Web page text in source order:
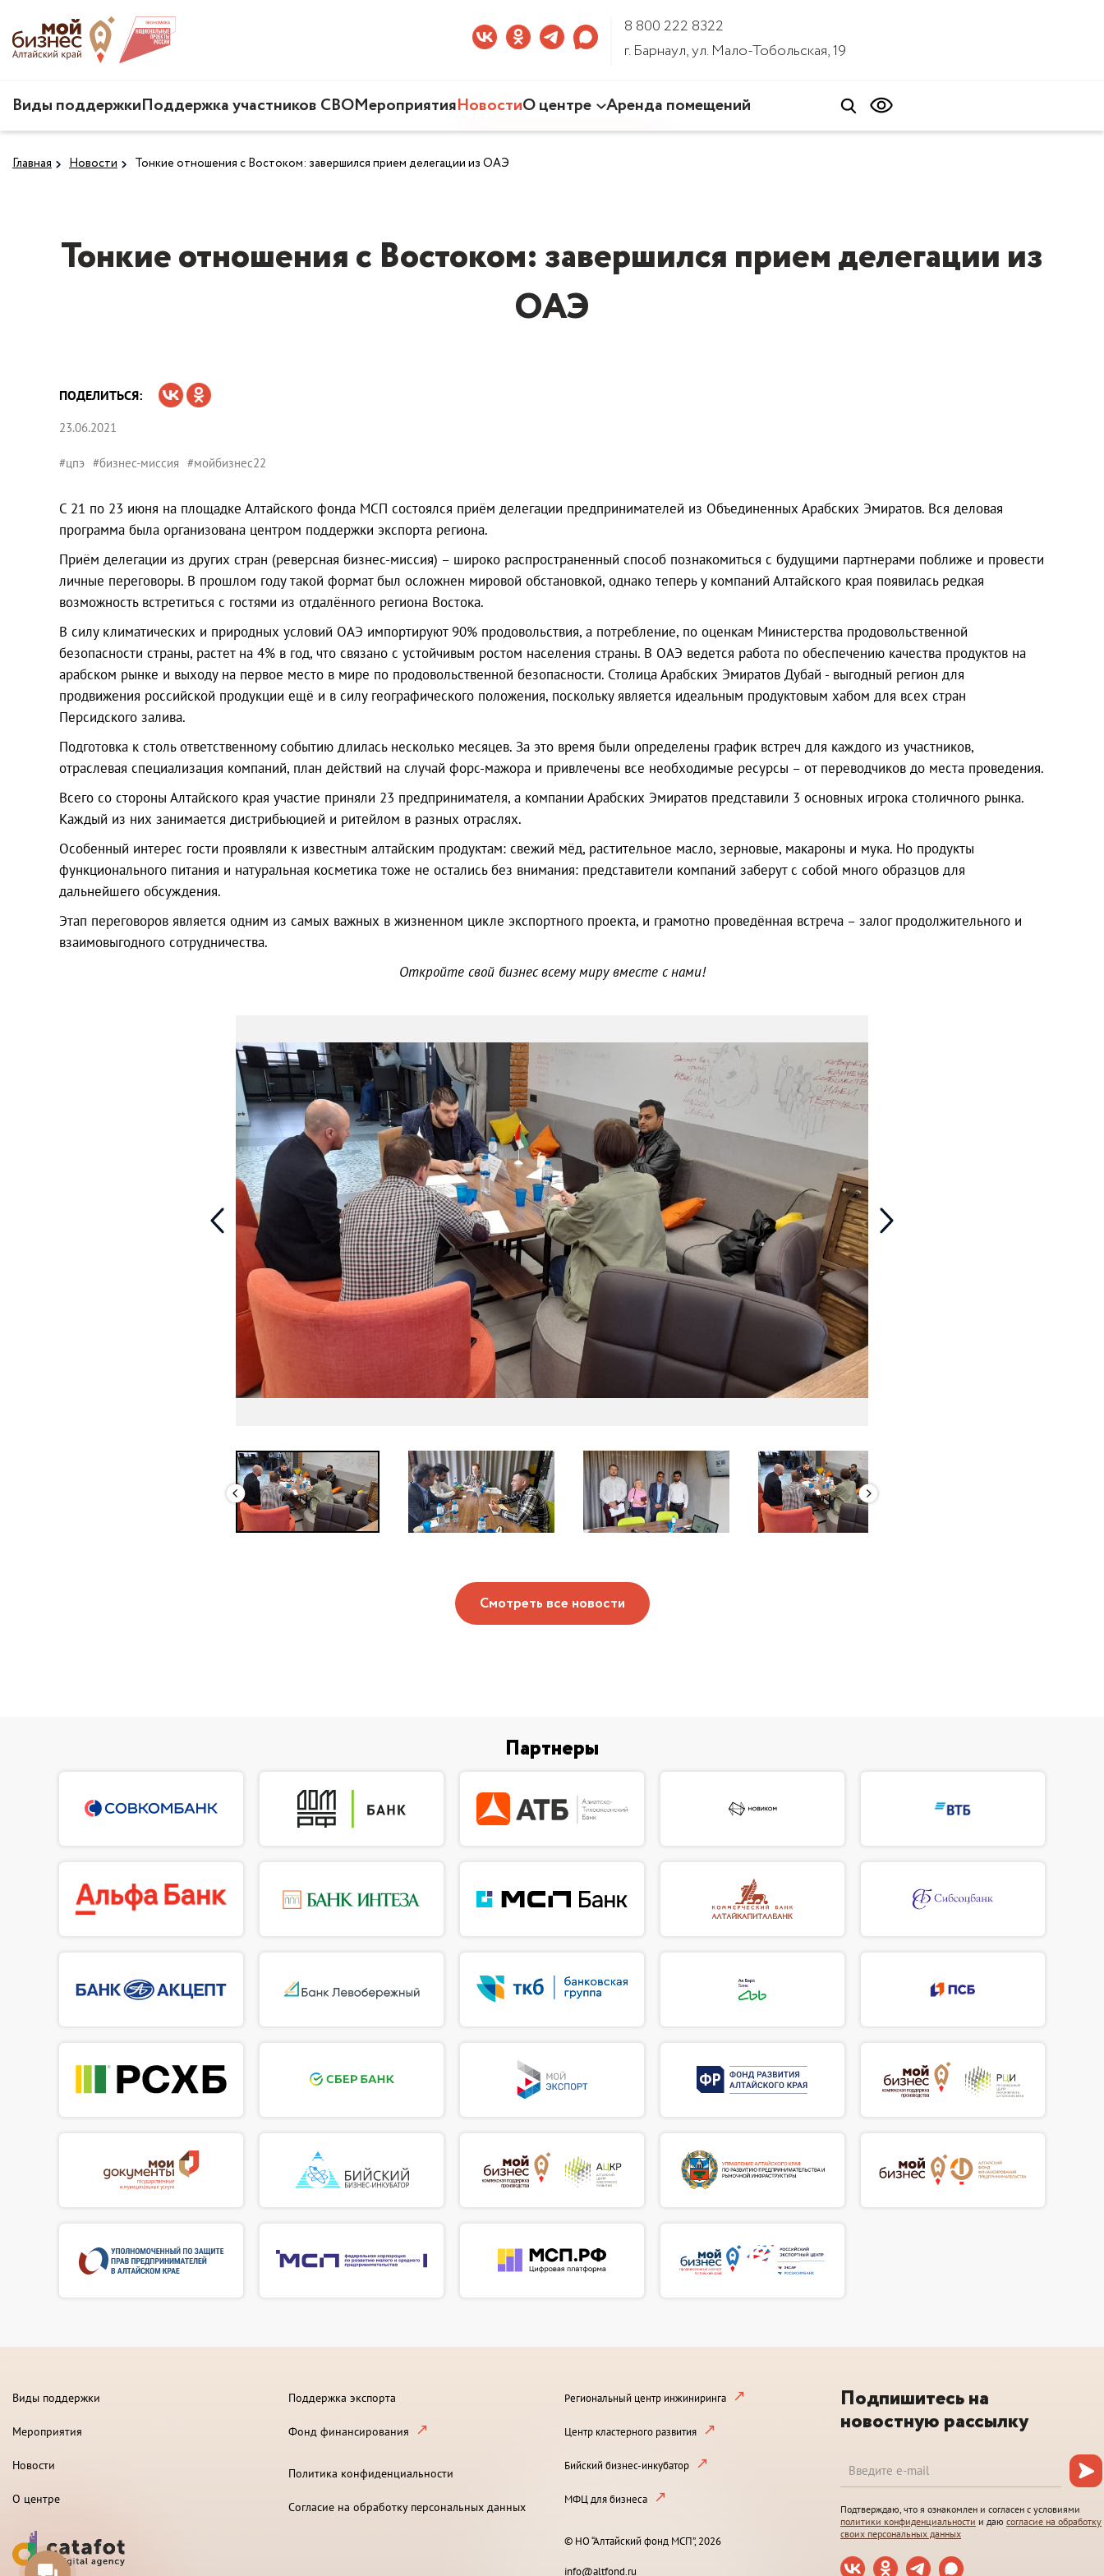
8 800 222 8322
г. Барнаул, ул. Мало-Тобольская, 19
Виды поддержкиПоддержка участников СВОМероприятияНовостиО центре
Аренда помещений
Главная Новости Тонкие отношения с Востоком: завершился прием делегации из ОАЭ
Тонкие отношения с Востоком: завершился прием делегации из
ОАЭ
ПОДЕЛИТЬСЯ:
23.06.2021
#цпэ #бизнес-миссия #мойбизнес22
С 21 по 23 июня на площадке Алтайского фонда МСП состоялся приём делегации предпринимателей из Объединенных Арабских Эмиратов. Вся деловая
программа была организована центром поддержки экспорта региона.
Приём делегации из других стран (реверсная бизнес-миссия) – широко распространенный способ познакомиться с будущими партнерами поближе и провести
личные переговоры. В прошлом году такой формат был осложнен мировой обстановкой, однако теперь у компаний Алтайского края появилась редкая
возможность встретиться с гостями из отдалённого региона Востока.
В силу климатических и природных условий ОАЭ импортируют 90% продовольствия, а потребление, по оценкам Министерства продовольственной
безопасности страны, растет на 4% в год, что связано с устойчивым ростом населения страны. В ОАЭ ведется работа по обеспечению качества продуктов на
арабском рынке и выходу на первое место в мире по продовольственной безопасности. Столица Арабских Эмиратов Дубай - выгодный регион для
продвижения российской продукции ещё и в силу географического положения, поскольку является идеальным продуктовым хабом для всех стран
Персидского залива.
Подготовка к столь ответственному событию длилась несколько месяцев. За это время были определены график встреч для каждого из участников,
отраслевая специализация компаний, план действий на случай форс-мажора и привлечены все необходимые ресурсы – от переводчиков до места проведения.
Всего со стороны Алтайского края участие приняли 23 предпринимателя, а компании Арабских Эмиратов представили 3 основных игрока столичного рынка.
Каждый из них занимается дистрибьюцией и ритейлом в разных отраслях.
Особенный интерес гости проявляли к известным алтайским продуктам: свежий мёд, растительное масло, зерновые, макароны и мука. Но продукты
функционального питания и натуральная косметика тоже не остались без внимания: представители компаний заберут с собой много образцов для
дальнейшего обсуждения.
Этап переговоров является одним из самых важных в жизненном цикле экспортного проекта, и грамотно проведённая встреча – залог продолжительного и
взаимовыгодного сотрудничества.
Откройте свой бизнес всему миру вместе с нами!
Смотреть все новости
Партнеры
Виды поддержки
Мероприятия
Новости
О центре
Поддержка экспорта
Фонд финансирования
Политика конфиденциальности
Согласие на обработку персональных данных
Региональный центр инжиниринга
Центр кластерного развития
Бийский бизнес-инкубатор
МФЦ для бизнеса
© НО “Алтайский фонд МСП”, 2026
info@altfond.ru
Подпишитесь на
новостную рассылку
Подтверждаю, что я ознакомлен и согласен с условиями
политики конфиденциальности и даю согласие на обработку
своих персональных данных